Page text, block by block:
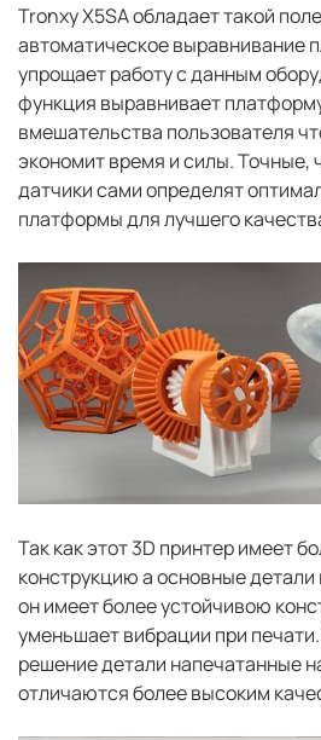
Tronxy X5SA обладает такой
автоматическое выравнивание
упрощает работу с данным
функция выравнивает
вмешательства пользователя
экономит время и силы. Точные,
датчики сами определят
платформы для лучшего
Так как этот 3D принтер имеет
конструкцию а основные
он имеет более устойчивою
уменьшает вибрации при
решение детали напечатанные
отличаются более высоким